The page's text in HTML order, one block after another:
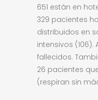
651 están en
329 pacientes
distribuidos en
intensivos (106).
fallecidos.
26 pacientes
(respiran sin